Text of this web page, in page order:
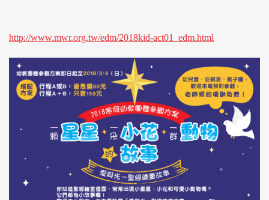
http://www.mwr.org.tw/edm/2018kid-act01_edm.html